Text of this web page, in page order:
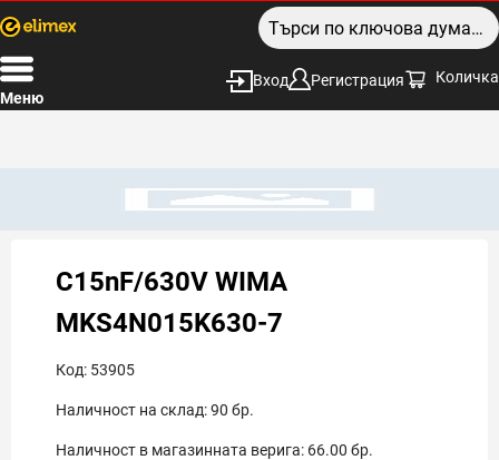
Меню
Вход Регистрация Количка
C15nF/630V WIMA
MKS4N015K630-7
Код: 53905
Наличност на склад:90 бр.
Наличност в магазинната верига: 66.00 бр.